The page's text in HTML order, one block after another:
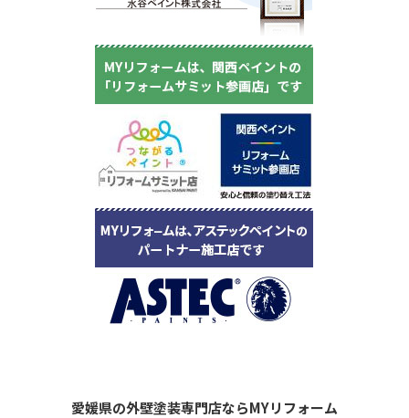
愛媛県の外壁塗装専門店ならMYリフォーム